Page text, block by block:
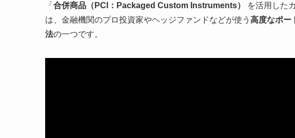
「 合併商品（PCI：Packaged Custom Instruments）
を活用した
は、金融機関のプロ投資家やヘッジファンドなどが使う 高度なポー
法の一つです。